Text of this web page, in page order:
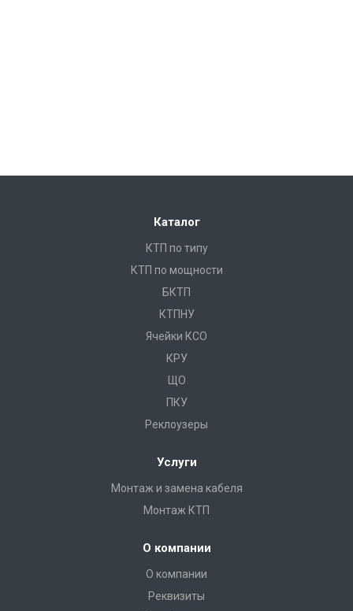
Каталог
КТП по типу
КТП по мощности
БКТП
КТПНУ
Ячейки КСО
КРУ
ЩО
ПКУ
Реклоузеры
Услуги
Монтаж и замена кабеля
Монтаж КТП
О компании
О компании
Реквизиты